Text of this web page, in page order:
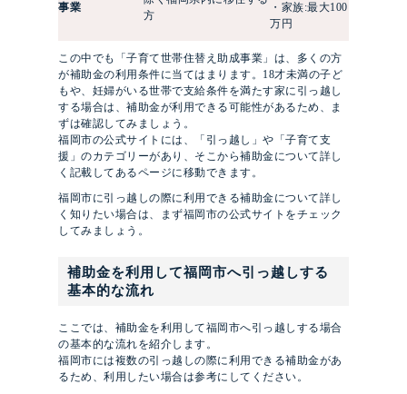
事業
方
・家族:最大100
万円
この中でも「子育て世帯住替え助成事業」は、多くの方
が補助金の利用条件に当てはまります。18才未満の子ど
もや、妊婦がいる世帯で支給条件を満たす家に引っ越し
する場合は、補助金が利用できる可能性があるため、ま
ずは確認してみましょう。
福岡市の公式サイトには、「引っ越し」や「子育て支
援」のカテゴリーがあり、そこから補助金について詳し
く記載してあるページに移動できます。
福岡市に引っ越しの際に利用できる補助金について詳し
く知りたい場合は、まず福岡市の公式サイトをチェック
してみましょう。
補助金を利用して福岡市へ引っ越しする
基本的な流れ
ここでは、補助金を利用して福岡市へ引っ越しする場合
の基本的な流れを紹介します。
福岡市には複数の引っ越しの際に利用できる補助金があ
るため、利用したい場合は参考にしてください。